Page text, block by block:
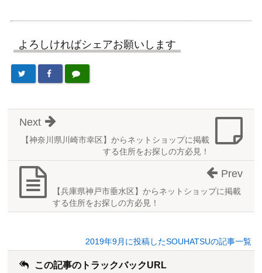
よろしければシェアお願いします
【神奈川県川崎市幸区】からネットショップに掲載
する住所をお探しの方必見！
Next
【兵庫県神戸市垂水区】からネットショップに掲載
する住所をお探しの方必見！
Prev
2019年9月に投稿したSOUHATSUの記事一覧
この記事のトラックバックURL